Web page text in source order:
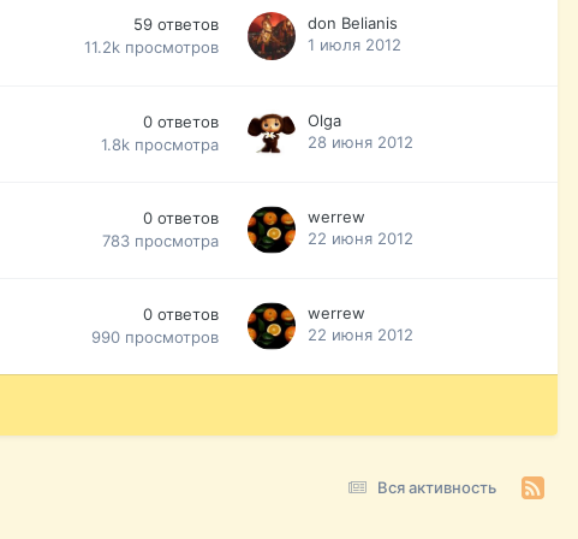
59 ответов
11.2k просмотров
don Belianis
1 июля 2012
0 ответов
1.8k просмотра
Olga
28 июня 2012
0 ответов
783 просмотра
werrew
22 июня 2012
0 ответов
990 просмотров
werrew
22 июня 2012
Вся активность